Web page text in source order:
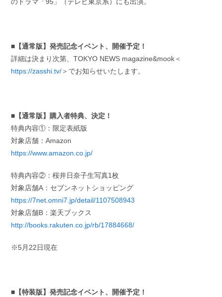
■【通常版】発売記念イベント、開催予定！
詳細は決まり次第、TOKYO NEWS magazine&mook＜
https://zasshi.tv/＞でお知らせいたします。
■【通常版】購入者特典、決定！
特典内容①：限定表紙版
対象店舗：Amazon
https://www.amazon.co.jp/
特典内容②：桜井日奈子生写真1枚
対象店舗A：セブンネットショッピング
https://7net.omni7.jp/detail/1107508943
対象店舗B：楽天ブックス
http://books.rakuten.co.jp/rb/17884668/
※5月22日現在
■【特装版】発売記念イベント、開催予定！